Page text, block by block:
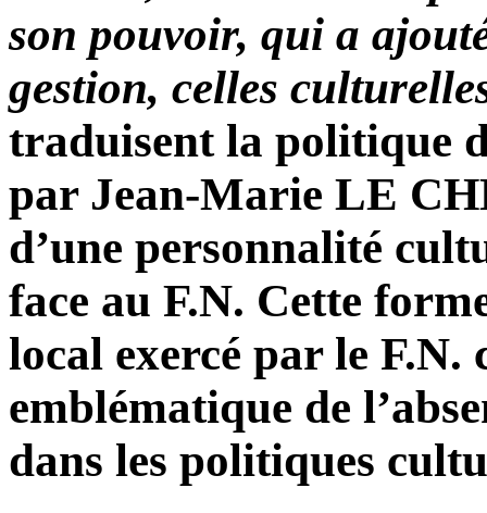
son pouvoir, qui a
gestion, celles
traduisent la politique
par Jean-Marie LE
d’une personnalité
face au F.N. Cette
local exercé par le F.N.
emblématique de
dans les politiques